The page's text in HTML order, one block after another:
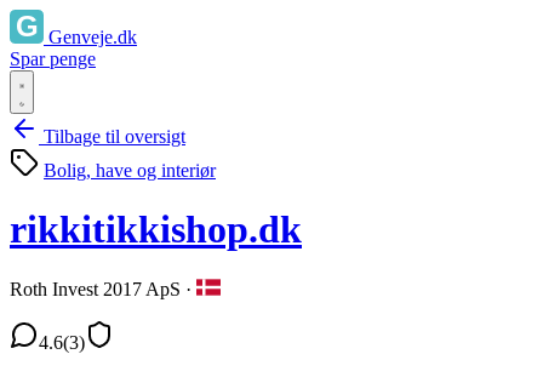
Genveje.dk
Spar penge
Tilbage til oversigt
Bolig, have og interiør
rikkitikkishop.dk
Roth Invest 2017 ApS ·
4.6(3)